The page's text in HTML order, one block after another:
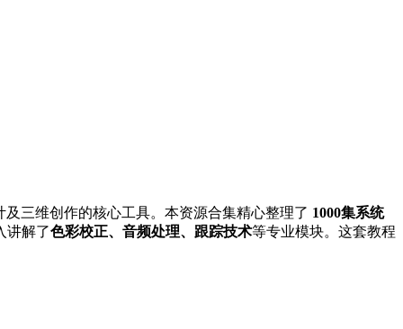
三维创作的核心工具。本资源合集精心整理了 1000集系统
讲解了色彩校正、音频处理、跟踪技术等专业模块。这套教程